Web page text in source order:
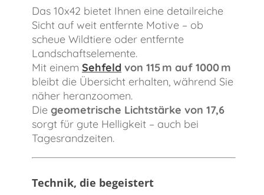
Das 10x42 bietet Ihnen eine detailreiche
Sicht auf weit entfernte Motive – ob
scheue Wildtiere oder entfernte
Landschaftselemente.
Mit einem Sehfeld von 115 m auf 1000 m
bleibt die Übersicht erhalten, während Sie
näher heranzoomen.
Die geometrische Lichtstärke von 17,6
sorgt für gute Helligkeit – auch bei
Tagesrandzeiten.
Technik, die begeistert